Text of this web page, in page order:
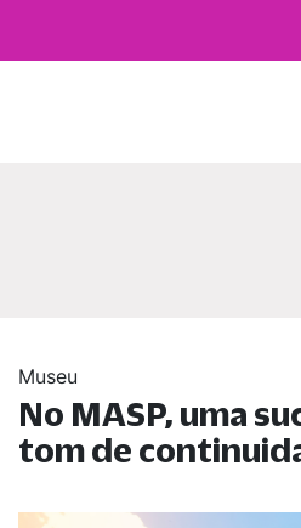
Museu
No MASP, uma
tom de